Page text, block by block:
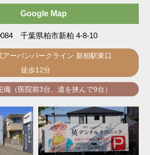
Google Map
千葉県柏市新柏 4-8-10
アーバンパークライン 新柏駅東口
徒歩12分
備（医院前3台、道を挟んで9台）